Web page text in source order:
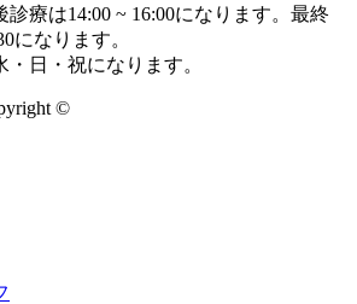
療は14:00 ~ 16:00になります。 最終
になります。
日・祝になります。
©